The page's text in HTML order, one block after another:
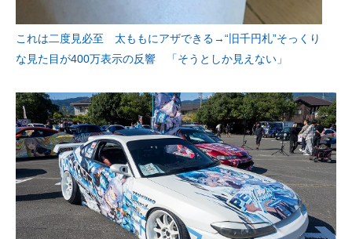
これは二度見必至 太ももにアザできる→“旧千円札”そっくり
な見た目が400万表示の反響 「そうとしか見えない」